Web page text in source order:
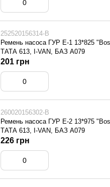
252520156314-B
Ремень насоса ГУР Е-1 13*825
ТАТА 613, I-VAN, БАЗ А079
201 грн
260020156302-B
Ремень насоса ГУР Е-2 13*975
ТАТА 613, I-VAN, БАЗ А079
226 грн